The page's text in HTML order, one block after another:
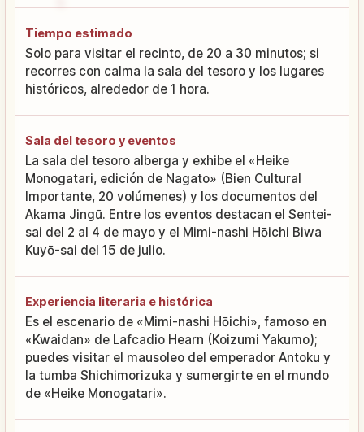
Tiempo estimado
Solo para visitar el recinto, de 20 a 30 minutos; si
recorres con calma la sala del tesoro y los lugares
históricos, alrededor de 1 hora.
Sala del tesoro y eventos
La sala del tesoro alberga y exhibe el «Heike
Monogatari, edición de Nagato» (Bien Cultural
Importante, 20 volúmenes) y los documentos del
Akama Jingū. Entre los eventos destacan el Sentei-
sai del 2 al 4 de mayo y el Mimi-nashi Hōichi Biwa
Kuyō-sai del 15 de julio.
Experiencia literaria e histórica
Es el escenario de «Mimi-nashi Hōichi», famoso en
«Kwaidan» de Lafcadio Hearn (Koizumi Yakumo);
puedes visitar el mausoleo del emperador Antoku y
la tumba Shichimorizuka y sumergirte en el mundo
de «Heike Monogatari».